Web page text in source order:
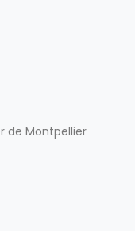
de Montpellier